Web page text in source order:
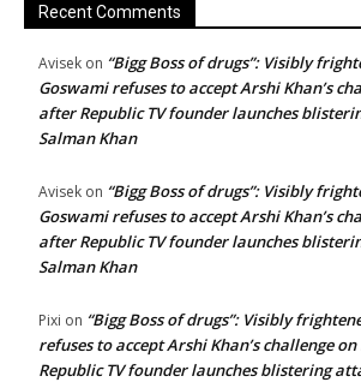
Recent Comments
Avisek on “Bigg Boss of drugs”: Visibly
Goswami refuses to accept Arshi Khan’s
after Republic TV founder launches
Salman Khan
Avisek on “Bigg Boss of drugs”: Visibly
Goswami refuses to accept Arshi Khan’s
after Republic TV founder launches
Salman Khan
Pixi on “Bigg Boss of drugs”: Visibly
refuses to accept Arshi Khan’s challenge on
Republic TV founder launches blistering